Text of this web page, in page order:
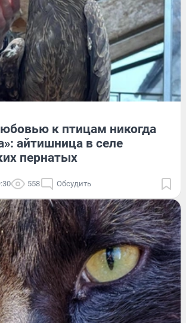
к птицам никогда
айтишница в селе
пернатых
558 Обсудить